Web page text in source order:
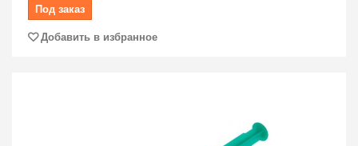
Под заказ
Добавить в избранное